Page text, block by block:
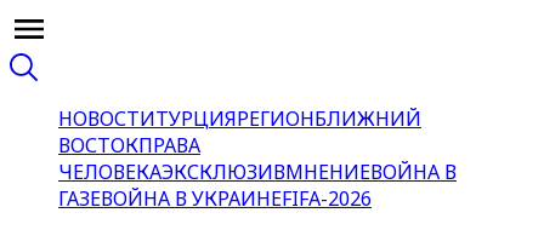
НОВОСТИТУРЦИЯРЕГИОНБЛИЖНИЙ
ВОСТОКПРАВА
ЧЕЛОВЕКАЭКСКЛЮЗИВМНЕНИЕВОЙНА В
ГАЗЕВОЙНА В УКРАИНЕFIFA-2026